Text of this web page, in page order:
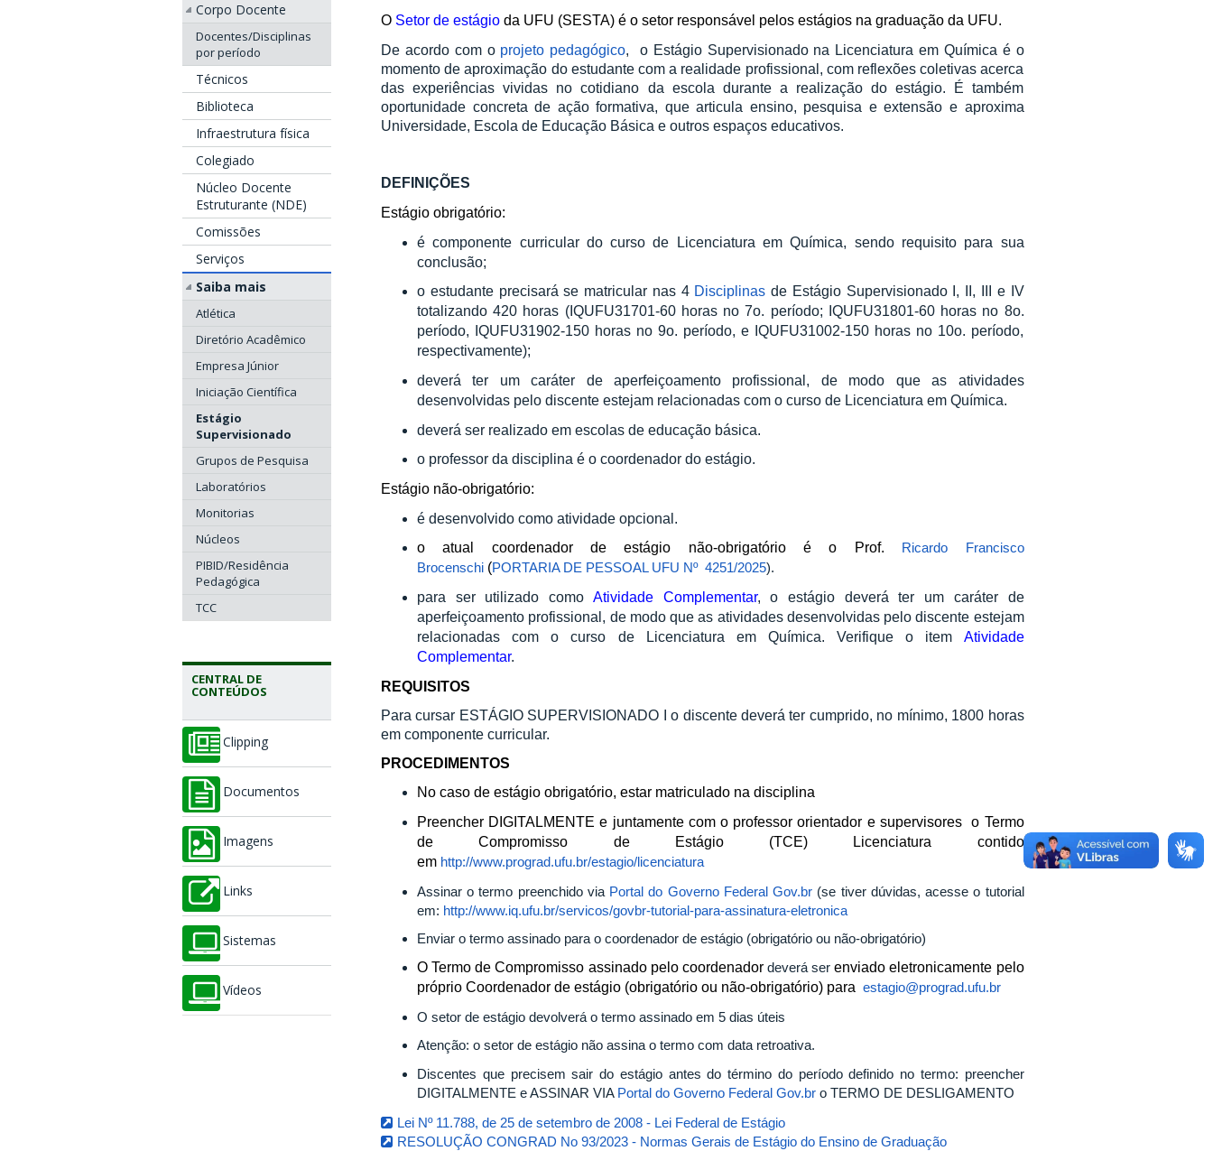
Corpo Docente
Docentes/Disciplinas
por período
Técnicos
Biblioteca
Infraestrutura física
Colegiado
Núcleo Docente
Estruturante (NDE)
Comissões
Serviços
Saiba mais
Atlética
Diretório Acadêmico
Empresa Júnior
Iniciação Científica
Estágio
Supervisionado
Grupos de Pesquisa
Laboratórios
Monitorias
Núcleos
PIBID/Residência
Pedagógica
TCC
CENTRAL DE
CONTEÚDOS
Clipping
Documentos
Imagens
Links
Sistemas
Vídeos
O Setor de estágio da UFU (SESTA) é o setor responsável pelos estágios na graduação da UFU.
De acordo com o projeto pedagógico, o Estágio Supervisionado na Licenciatura em Química é o
momento de aproximação do estudante com a realidade profissional, com reflexões coletivas acerca
das experiências vividas no cotidiano da escola durante a realização do estágio. É também
oportunidade concreta de ação formativa, que articula ensino, pesquisa e extensão e aproxima
Universidade, Escola de Educação Básica e outros espaços educativos.
DEFINIÇÕES
Estágio obrigatório:
é componente curricular do curso de Licenciatura em Química, sendo requisito para sua
conclusão;
o estudante precisará se matricular nas 4 Disciplinas de Estágio Supervisionado I, II, III e IV
totalizando 420 horas (IQUFU31701-60 horas no 7o. período; IQUFU31801-60 horas no 8o.
período, IQUFU31902-150 horas no 9o. período, e IQUFU31002-150 horas no 10o. período,
respectivamente);
deverá ter um caráter de aperfeiçoamento profissional, de modo que as atividades
desenvolvidas pelo discente estejam relacionadas com o curso de Licenciatura em Química.
deverá ser realizado em escolas de educação básica.
o professor da disciplina é o coordenador do estágio.
Estágio não-obrigatório:
é desenvolvido como atividade opcional.
o atual coordenador de estágio não-obrigatório é o Prof. Ricardo Francisco
Brocenschi (PORTARIA DE PESSOAL UFU Nº 4251/2025).
para ser utilizado como Atividade Complementar, o estágio deverá ter um caráter de
aperfeiçoamento profissional, de modo que as atividades desenvolvidas pelo discente estejam
relacionadas com o curso de Licenciatura em Química. Verifique o item Atividade
Complementar.
REQUISITOS
Para cursar ESTÁGIO SUPERVISIONADO I o discente deverá ter cumprido, no mínimo, 1800 horas
em componente curricular.
PROCEDIMENTOS
No caso de estágio obrigatório, estar matriculado na disciplina
Preencher DIGITALMENTE e juntamente com o professor orientador e supervisores o Termo
de Compromisso de Estágio (TCE) Licenciatura contido
em http://www.prograd.ufu.br/estagio/licenciatura
Assinar o termo preenchido via Portal do Governo Federal Gov.br (se tiver dúvidas, acesse o tutorial
em: http://www.iq.ufu.br/servicos/govbr-tutorial-para-assinatura-eletronica
Enviar o termo assinado para o coordenador de estágio (obrigatório ou não-obrigatório)
O Termo de Compromisso assinado pelo coordenador deverá ser enviado eletronicamente pelo
próprio Coordenador de estágio (obrigatório ou não-obrigatório) para estagio@prograd.ufu.br
O setor de estágio devolverá o termo assinado em 5 dias úteis
Atenção: o setor de estágio não assina o termo com data retroativa.
Discentes que precisem sair do estágio antes do término do período definido no termo: preencher
DIGITALMENTE e ASSINAR VIA Portal do Governo Federal Gov.br o TERMO DE DESLIGAMENTO
Lei Nº 11.788, de 25 de setembro de 2008 - Lei Federal de Estágio
RESOLUÇÃO CONGRAD No 93/2023 - Normas Gerais de Estágio do Ensino de Graduação